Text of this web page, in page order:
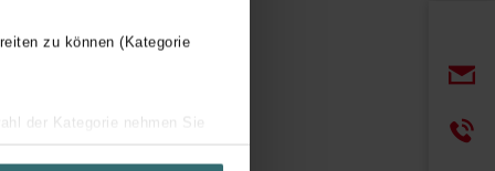
zu können (Kategorie
der Kategorie nehmen Sie